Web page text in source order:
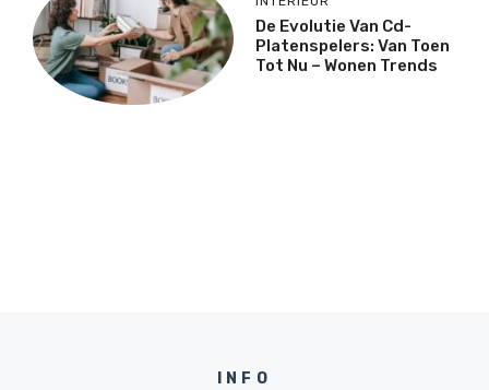
De Evolutie Van Cd-
Platenspelers: Van Toen
Tot Nu – Wonen Trends
INFO